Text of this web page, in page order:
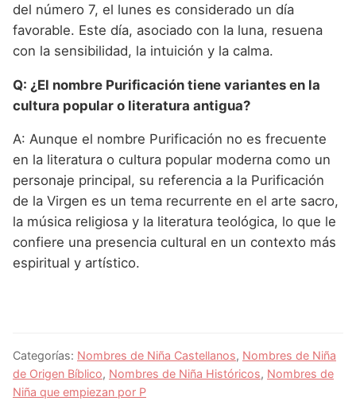
del número 7, el lunes es considerado un día
favorable. Este día, asociado con la luna, resuena
con la sensibilidad, la intuición y la calma.
Q: ¿El nombre Purificación tiene variantes en la
cultura popular o literatura antigua?
A: Aunque el nombre Purificación no es frecuente
en la literatura o cultura popular moderna como un
personaje principal, su referencia a la Purificación
de la Virgen es un tema recurrente en el arte sacro,
la música religiosa y la literatura teológica, lo que le
confiere una presencia cultural en un contexto más
espiritual y artístico.
Categorías: Nombres de Niña Castellanos, Nombres de Niña
de Origen Bíblico, Nombres de Niña Históricos, Nombres de
Niña que empiezan por P